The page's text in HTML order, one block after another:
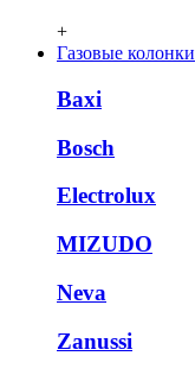
+
Газовые колонки
Baxi
Bosch
Electrolux
MIZUDO
Neva
Zanussi